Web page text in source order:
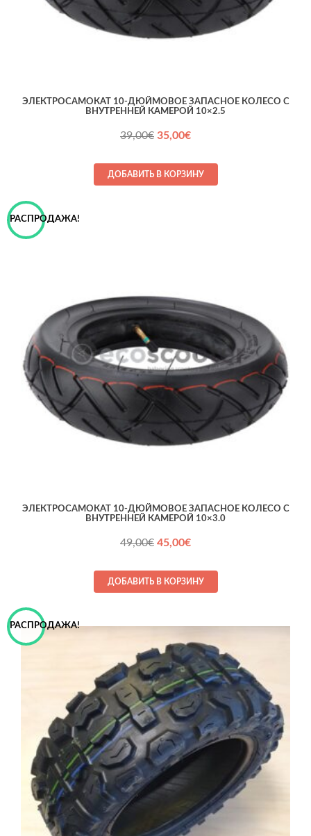
ЭЛЕКТРОСАМОКАТ 10-ДЮЙМОВОЕ ЗАПАСНОЕ КОЛЕСО С
ВНУТРЕННЕЙ КАМЕРОЙ 10×2.5
39,00€ Первоначальная
составляла
39,00€.
35,00€Текущая
35,00€.
ДОБАВИТЬ В КОРЗИНУ
РАСПРОДАЖА!
ЭЛЕКТРОСАМОКАТ 10-ДЮЙМОВОЕ ЗАПАСНОЕ КОЛЕСО С
ВНУТРЕННЕЙ КАМЕРОЙ 10×3.0
49,00€ Первоначальная
составляла
49,00€.
45,00€Текущая
45,00€.
ДОБАВИТЬ В КОРЗИНУ
РАСПРОДАЖА!